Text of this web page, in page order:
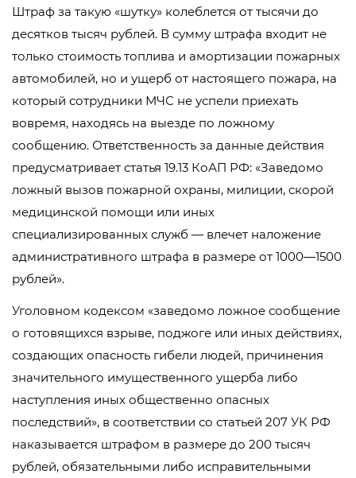
Штраф за такую «шутку» колеблется от тысячи до
десятков тысяч рублей. В сумму штрафа входит не
только стоимость топлива и амортизации пожарных
автомобилей, но и ущерб от настоящего пожара, на
который сотрудники МЧС не успели приехать
вовремя, находясь на выезде по ложному
сообщению. Ответственность за данные действия
предусматривает статья 19.13 КоАП РФ: «Заведомо
ложный вызов пожарной охраны, милиции, скорой
медицинской помощи или иных
специализированных служб — влечет наложение
административного штрафа в размере от 1000—1500
рублей».
Уголовном кодексом «заведомо ложное сообщение
о готовящихся взрыве, поджоге или иных действиях,
создающих опасность гибели людей, причинения
значительного имущественного ущерба либо
наступления иных общественно опасных
последствий», в соответствии со статьей 207 УК РФ
наказывается штрафом в размере до 200 тысяч
рублей, обязательными либо исправительными